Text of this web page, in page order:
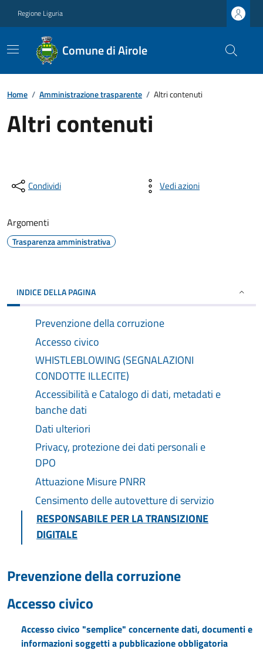
Regione Liguria
Comune di Airole
Home / Amministrazione trasparente / Altri contenuti
Altri contenuti
Condividi Vedi azioni
Argomenti
Trasparenza amministrativa
INDICE DELLA PAGINA
Prevenzione della corruzione
Accesso civico
WHISTLEBLOWING (SEGNALAZIONI
CONDOTTE ILLECITE)
Accessibilità e Catalogo di dati, metadati e
banche dati
Dati ulteriori
Privacy, protezione dei dati personali e
DPO
Attuazione Misure PNRR
Censimento delle autovetture di servizio
RESPONSABILE PER LA TRANSIZIONE
DIGITALE
Prevenzione della corruzione
Accesso civico
Accesso civico "semplice" concernente dati, documenti e
informazioni soggetti a pubblicazione obbligatoria